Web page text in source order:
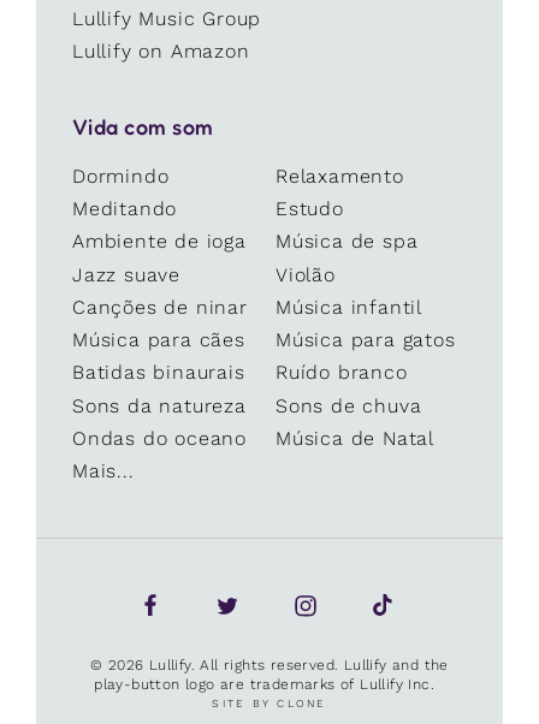
Lullify Music Group
Lullify on Amazon
Vida com som
Dormindo
Relaxamento
Meditando
Estudo
Ambiente de ioga
Música de spa
Jazz suave
Violão
Canções de ninar
Música infantil
Música para cães
Música para gatos
Batidas binaurais
Ruído branco
Sons da natureza
Sons de chuva
Ondas do oceano
Música de Natal
Mais...
© 2026 Lullify. All rights reserved. Lullify and the
play-button logo are trademarks of Lullify Inc.
SITE BY CLONE